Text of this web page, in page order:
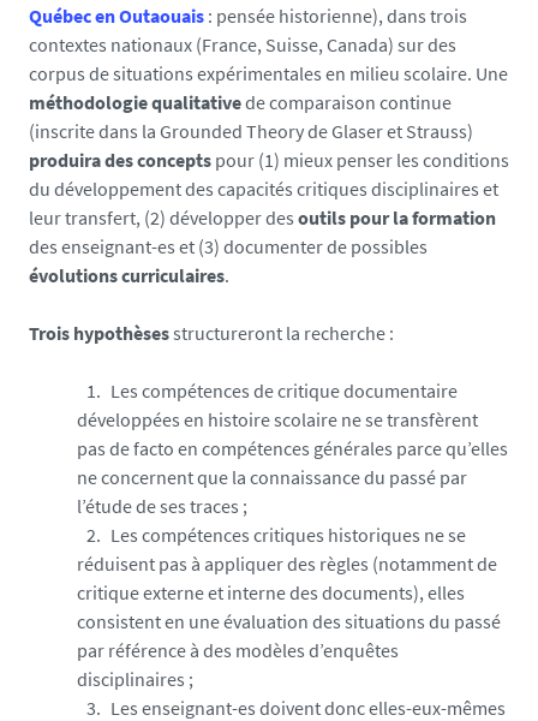
Québec en Outaouais : pensée historienne), dans trois
contextes nationaux (France, Suisse, Canada) sur des
corpus de situations expérimentales en milieu scolaire. Une
méthodologie qualitativede comparaison continue
(inscrite dans la Grounded Theory de Glaser et Strauss)
produira des concepts pour (1) mieux penser les conditions
du développement des capacités critiques disciplinaires et
leur transfert, (2) développer des outils pour la formation
des enseignant-es et (3) documenter de possibles
évolutions curriculaires.
Trois hypothèsesstructureront la recherche :
Les compétences de critique documentaire
développées en histoire scolaire ne se transfèrent
pas de facto en compétences générales parce qu’elles
ne concernent que la connaissance du passé par
l’étude de ses traces ;
Les compétences critiques historiques ne se
réduisent pas à appliquer des règles (notamment de
critique externe et interne des documents), elles
consistent en une évaluation des situations du passé
par référence à des modèles d’enquêtes
disciplinaires ;
Les enseignant-es doivent donc elles-eux-mêmes